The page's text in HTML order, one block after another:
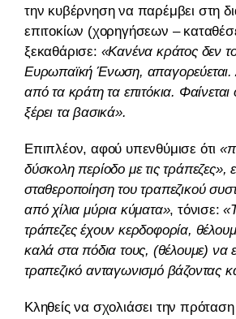
την κυβέρνηση να παρέμβει στη
επιτοκίων (χορηγήσεων –
ξεκαθάρισε: «Κανένα κράτος δεν
Ευρωπαϊκή Ένωση, απαγορεύεται.
από τα κράτη τα επιτόκια.
ξέρει τα βασικά».
Επιπλέον, αφού υπενθύμισε ότι
δύσκολη περίοδο με τις τράπεζες»,
σταθεροποίηση του τραπεζικού
από χίλια μύρια κύματα», τόνισε:
τράπεζες έχουν κερδοφορία,
καλά στα πόδια τους, (θέλουμε) να
τραπεζικό ανταγωνισμό βάζοντας
Κληθείς να σχολιάσει την